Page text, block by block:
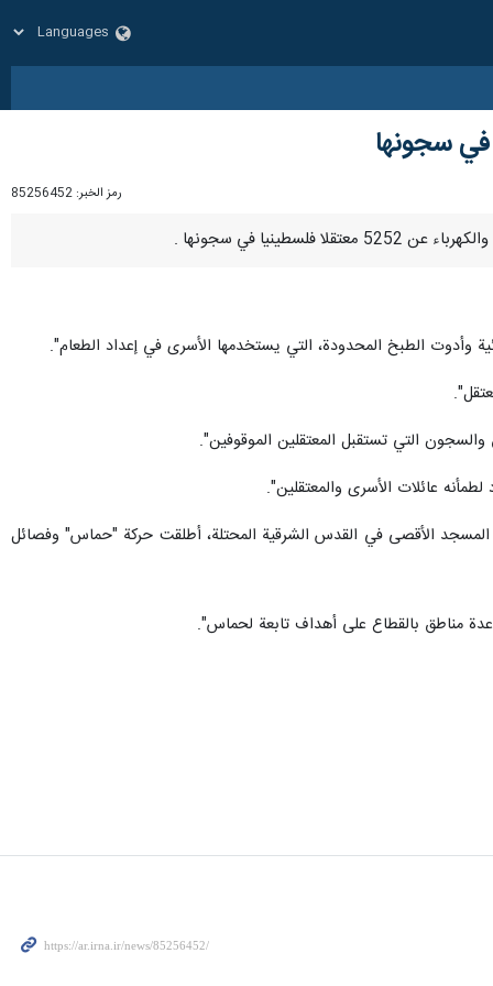
في سجونها
رمز الخبر: 85256452
وأدوت الطبخ المحدودة، التي يستخدمها الأسرى في إعداد الطعام".
والسجون التي تستقبل المعتقلين الموقوفين".
عائلات الأسرى والمعتقلين".
المسجد الأقصى في القدس الشرقية المحتلة، أطلقت حركة "حماس" وفصائل
مناطق بالقطاع على أهداف تابعة لحماس".